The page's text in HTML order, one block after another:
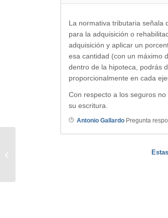
La normativa tributaria señala
para la adquisición o
adquisición y aplicar un
esa cantidad (con un máximo
dentro de la hipoteca, podrás
proporcionalmente en cada
Con respecto a los seguros
su escritura.
Antonio Gallardo Pregunta